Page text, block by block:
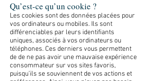
Qu’est-ce qu’un cookie ?
Les cookies sont des données placées pour
vos ordinateurs ou mobiles. Ils sont
différenciables par leurs identifiants
uniques, associés à vos ordinateurs ou
téléphones. Ces derniers vous permettent
de de ne pas avoir une mauvaise expérience
consommateur sur vos sites favoris,
puisqu’ils se souviennent de vos actions et